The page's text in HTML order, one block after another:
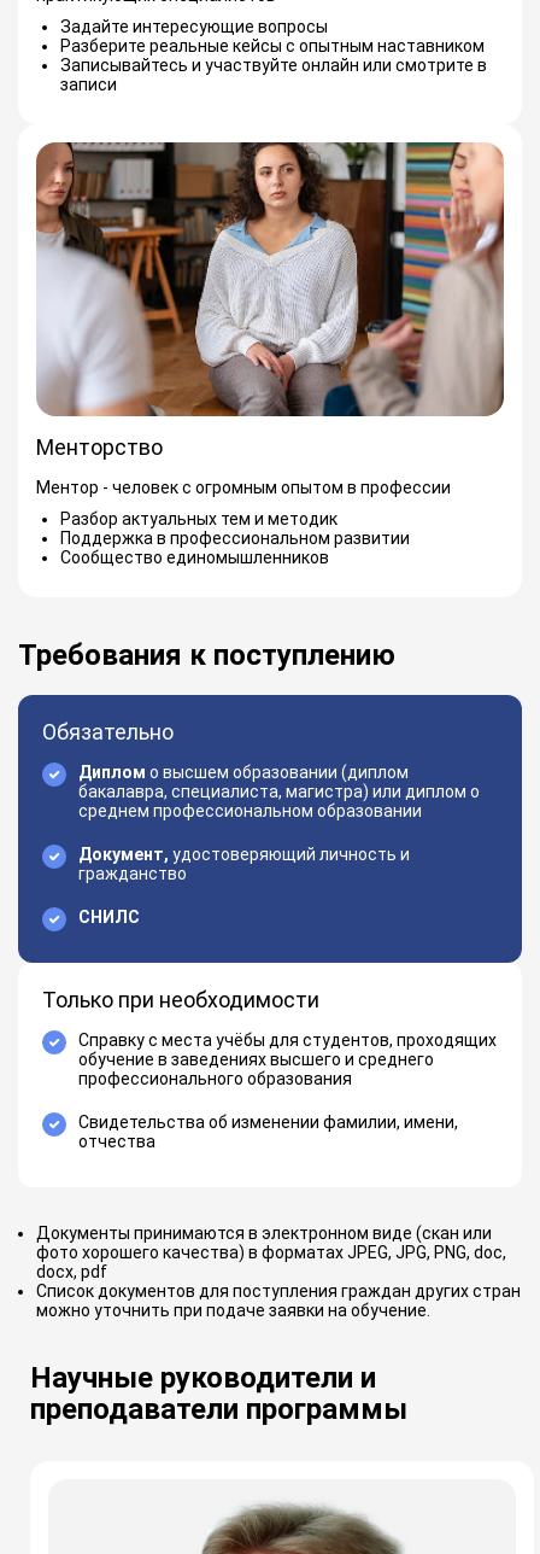
Задайте интересующие вопросы
Разберите реальные кейсы с опытным наставником
Записывайтесь и участвуйте онлайн или смотрите в
записи
Менторство
Ментор - человек с огромным опытом в профессии
Разбор актуальных тем и методик
Поддержка в профессиональном развитии
Сообщество единомышленников
Требования к поступлению
Обязательно
Диплом о высшем образовании (диплом
бакалавра, специалиста, магистра) или диплом о
среднем профессиональном образовании
Документ, удостоверяющий личность и
гражданство
СНИЛС
Только при необходимости
Справку с места учёбы для студентов, проходящих
обучение в заведениях высшего и среднего
профессионального образования
Свидетельства об изменении фамилии, имени,
отчества
Документы принимаются в электронном виде (скан или
фото хорошего качества) в форматах JPEG, JPG, PNG, doc,
docx, pdf
Список документов для поступления граждан других стран
можно уточнить при подаче заявки на обучение.
Научные руководители и
преподаватели программы